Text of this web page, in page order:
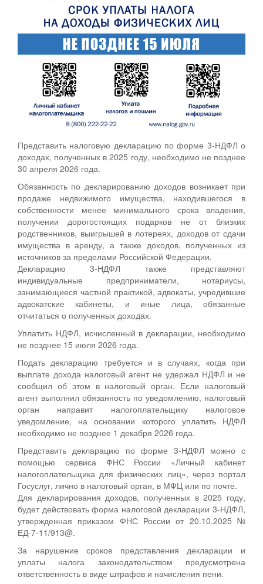
Представить налоговую декларацию по форме 3-НДФЛ о
доходах, полученных в 2025 году, необходимо не позднее
30 апреля 2026 года.
Обязанность по декларированию доходов возникает при
продаже недвижимого имущества, находившегося в
собственности менее минимального срока владения,
получении дорогостоящих подарков не от близких
родственников, выигрышей в лотереях, доходов от сдачи
имущества в аренду, а также доходов, полученных из
источников за пределами Российской Федерации.
Декларацию 3-НДФЛ также представляют
индивидуальные предприниматели, нотариусы,
занимающиеся частной практикой, адвокаты, учредившие
адвокатские кабинеты, и иные лица, обязанные
отчитаться о полученных доходах.
Уплатить НДФЛ, исчисленный в декларации, необходимо
не позднее 15 июля 2026 года.
Подать декларацию требуется и в случаях, когда при
выплате дохода налоговый агент не удержал НДФЛ и не
сообщил об этом в налоговый орган. Если налоговый
агент выполнил обязанность по уведомлению, налоговый
орган направит налогоплательщику налоговое
уведомление, на основании которого уплатить НДФЛ
необходимо не позднее 1 декабря 2026 года.
Представить декларацию по форме 3-НДФЛ можно с
помощью сервиса ФНС России «Личный кабинет
налогоплательщика для физических лиц», через портал
Госуслуг, лично в налоговый орган, в МФЦ или по почте.
Для декларирования доходов, полученных в 2025 году,
будет действовать форма налоговой декларации 3-НДФЛ,
утвержденная приказом ФНС России от 20.10.2025 №
ЕД-7-11/913@.
За нарушение сроков представления декларации и
уплаты налога законодательством предусмотрена
ответственность в виде штрафов и начисления пени.